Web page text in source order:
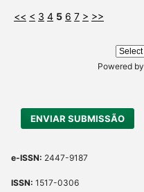
<< < 3 4 5 6 7 > >>
Powered by
ENVIAR SUBMISSÃO
e-ISSN: 2447-9187
ISSN: 1517-0306